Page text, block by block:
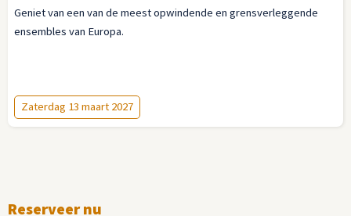
Geniet van een van de meest opwindende en grensverleggende
ensembles van Europa.
Zaterdag 13 maart 2027
Reserveer nu